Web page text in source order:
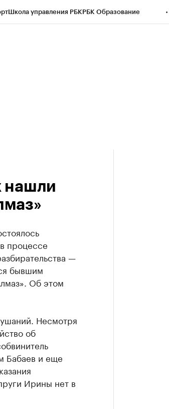
Школа управления РБКРБК Образование
нашли
процессе
—
бывшим
Об этом
Несмотря
об
Бабаев и еще
Ирины нет в